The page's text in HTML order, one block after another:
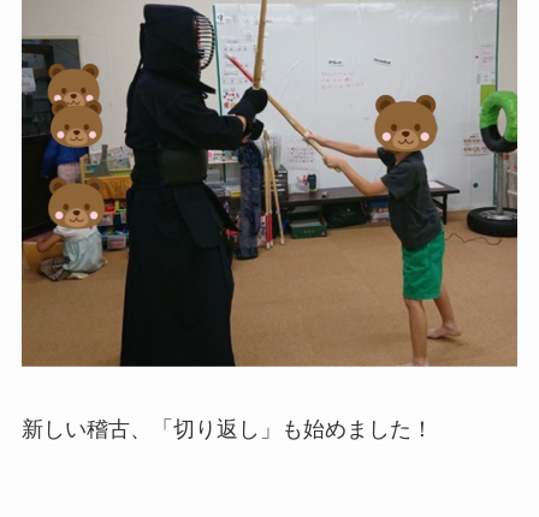
新しい稽古、「切り返し」も始めました！